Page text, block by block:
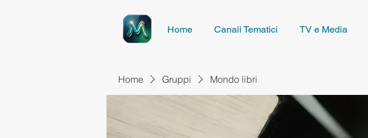
Home Canali Tematici TV e Media
Home Gruppi Mondo libri